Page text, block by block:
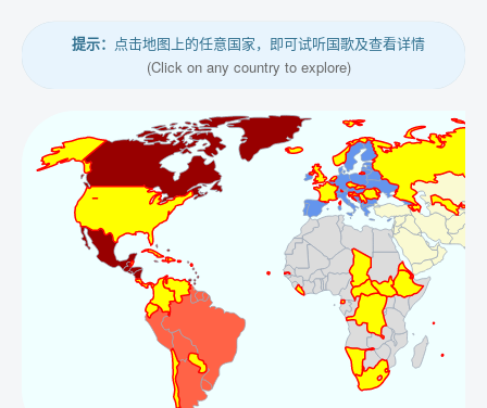
提示： 点击地图上的任意国家，即可试听国歌及查看详情
(Click on any country to explore)